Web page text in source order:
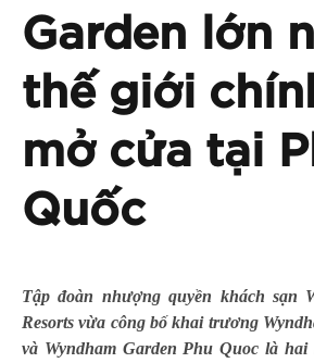
Garden lớn
thế giới
mở cửa tại
Quốc
Tập đoàn nhượng quyền khách sạn
Resorts vừa công bố khai trương
và Wyndham Garden Phu Quoc là